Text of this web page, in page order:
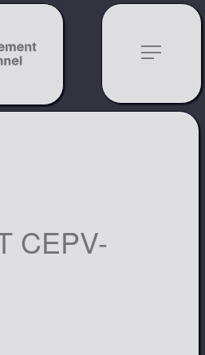
notes
CEPV-